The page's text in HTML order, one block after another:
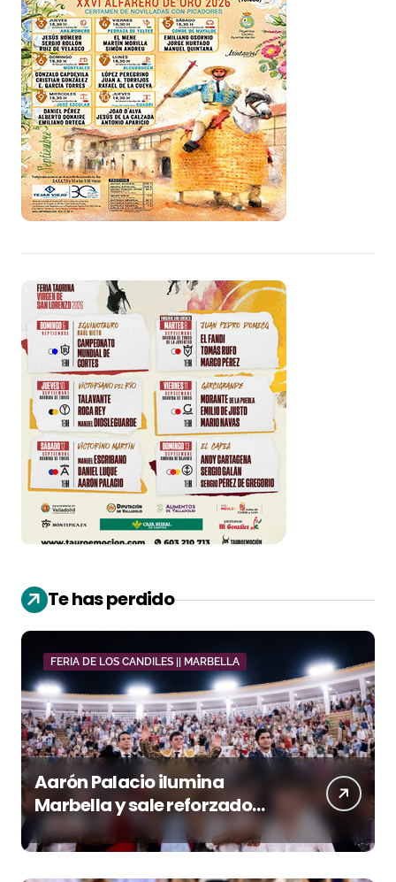
Te has perdido
FERIA DE LOS CANDILES || MARBELLA
Aarón Palacio ilumina
Marbella y sale reforzado
junto a Manzanares y
Morante